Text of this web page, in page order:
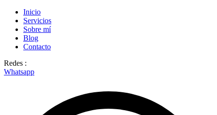
Inicio
Servicios
Sobre mí
Blog
Contacto
Redes :
Whatsapp